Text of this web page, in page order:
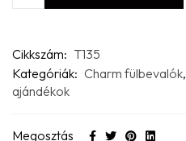
Cikkszám: T135
Kategóriák: Charm fülbevalók,
ajándékok
Megosztás